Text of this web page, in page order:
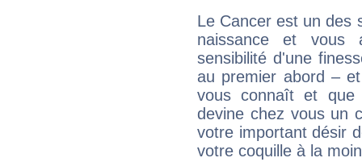
Le Cancer est un des
naissance et vous
sensibilité d'une
au premier abord –
vous connaît et
devine chez vous un
votre important désir
votre coquille à la